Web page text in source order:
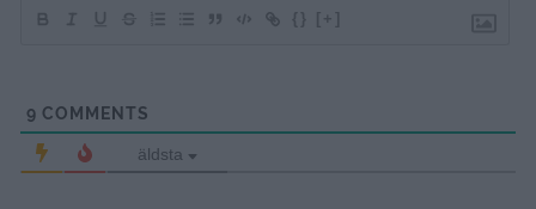
{} [+]
9 COMMENTS
äldsta